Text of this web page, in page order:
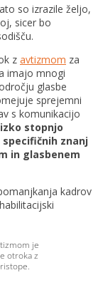
so izrazile željo,
sicer bo
z avtizmom za
imajo mnogi
glasbe
sprejemni
s komunikacijo
stopnjo
znanj
in glasbenem
kadrov
je
otroka z